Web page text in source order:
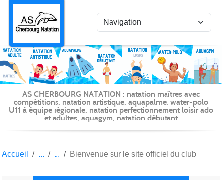
AS CHERBOURG NATATION : natation maîtres avec
compétitions, natation artistique, aquapalme, water-polo
U11 à équipe régionale, natation perfectionnement loisir ado
et adultes, aquagym, natation débutant
Accueil Bienvenue sur le site officiel du club
Panneau de gestion des cookies